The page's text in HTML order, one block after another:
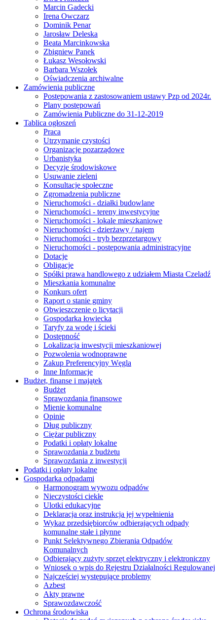
Marcin Gadecki
Irena Owczarz
Dominik Penar
Jarosław Deleska
Beata Marcinkowska
Zbigniew Panek
Łukasz Wesołowski
Barbara Wszołek
Oświadczenia archiwalne
Zamówienia publiczne
Postępowania z zastosowaniem ustawy Pzp od 2024r.
Plany postępowań
Zamówienia Publiczne do 31-12-2019
Tablica ogłoszeń
Praca
Utrzymanie czystości
Organizacje pozarządowe
Urbanistyka
Decyzje środowiskowe
Usuwanie zieleni
Konsultacje społeczne
Zgromadzenia publiczne
Nieruchomości - działki budowlane
Nieruchomości - tereny inwestycyjne
Nieruchomości - lokale mieszkaniowe
Nieruchomości - dzierżawy / najem
Nieruchomości - tryb bezprzetargowy
Nieruchomości - postępowania administracyjne
Dotacje
Obligacje
Spółki prawa handlowego z udziałem Miasta Czeladź
Mieszkania komunalne
Konkurs ofert
Raport o stanie gminy
Obwieszczenie o licytacji
Gospodarka łowiecka
Taryfy za wodę i ścieki
Dostępność
Lokalizacja inwestycji mieszkaniowej
Pozwolenia wodnoprawne
Zakup Preferencyjny Węgla
Inne Informacje
Budżet, finanse i majątek
Budżet
Sprawozdania finansowe
Mienie komunalne
Opinie
Dług publiczny
Ciężar publiczny
Podatki i opłaty lokalne
Sprawozdania z budżetu
Sprawozdania z inwestycji
Podatki i opłaty lokalne
Gospodarka odpadami
Harmonogram wywozu odpadów
Nieczystości ciekłe
Ulotki edukacyjne
Deklaracja oraz instrukcja jej wypełnienia
Wykaz przedsiębiorców odbierających odpady
komunalne stałe i płynne
Punkt Selektywnego Zbierania Odpadów
Komunalnych
Odbierający zużyty sprzęt elektryczny i elektroniczny
Wniosek o wpis do Rejestru Działalności Regulowanej
Najczęściej występujące problemy
Azbest
Akty prawne
Sprawozdawczość
Ochrona środowiska